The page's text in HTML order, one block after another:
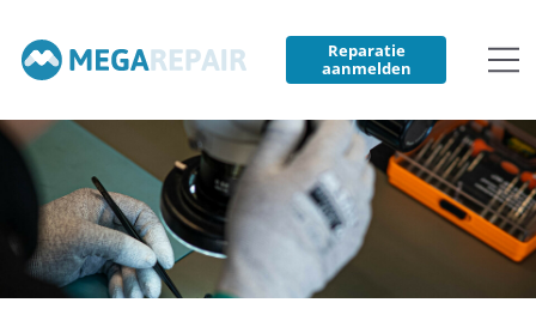
Reparatie
aanmelden